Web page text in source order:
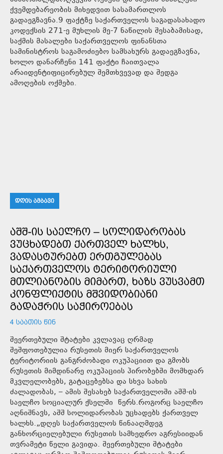
ქვემდებარეობის მიხედვით სასამართლოს
გადაეგზავნა.9 ფაქტზე საქართველოს საგადასახადო
კოდექსის 271-ე მუხლის მე-7 ნაწილის შესაბამისად,
საქმის მასალები საქართველოს ფინანსთა
სამინისტროს საგამოძიებო სამსახურს გადაეგზავნა,
ხოლო დანარჩენი 141 ფაქტი ჩაითვალა
არაიდენტიფიცირებულ შემთხვევად და შედგა
ამოღების ოქმები.
ᲓᲦᲘᲡ ᲐᲛᲑᲐᲕᲘ
ᲐᲨᲨ-ᲘᲡ ᲡᲐᲔᲚᲩᲝ – ᲡᲝᲚᲘᲓᲐᲠᲝᲑᲐᲡ
ᲕᲣᲪᲮᲐᲓᲔᲑᲗ ᲥᲐᲠᲗᲕᲔᲚ ᲮᲐᲚᲮᲡ,
ᲕᲐᲓᲐᲡᲢᲣᲠᲔᲑᲗ ᲔᲠᲗᲒᲣᲚᲔᲑᲐᲡ
ᲡᲐᲥᲐᲠᲗᲕᲔᲚᲝᲡ ᲢᲔᲠᲘᲢᲝᲠᲘᲣᲚᲘ
ᲛᲗᲚᲘᲐᲜᲝᲑᲘᲡ ᲛᲘᲛᲐᲠᲗ, ᲮᲐᲖᲡ ᲕᲣᲡᲕᲐᲛᲗ
ᲙᲝᲜᲤᲚᲘᲥᲢᲘᲡ ᲛᲨᲕᲘᲓᲝᲑᲘᲐᲜᲘ
ᲒᲐᲓᲐᲭᲠᲘᲡ ᲡᲐᲭᲘᲠᲝᲔᲑᲐᲡ
4 ᲡᲐᲐᲗᲘᲡ ᲬᲘᲜ
შეერთებული შტატები კვლავაც ღრმად
შეშფოთებულია რუსეთის მიერ საქართველოს
ტერიტორიის განგრძობადი ოკუპაციით და გმობს
რუსეთის მიმდინარე ოკუპაციის პირობებში მომხდარ
მკვლელობებს, გატაცებებსა და სხვა სახის
ძალადობას, – ამის შესახებ საქართველოში აშშ-ის
საელჩო სოციალურ ქსელში წერს.როგორც საელჩო
აღნიშნავს, აშშ სოლიდარობას უცხადებს ქართველ
ხალხს.„დღეს საქართველოს წინააღმდეგ
განხორციელებული რუსეთის სამხედრო აგრესიიდან
თვრამეტი წელი გავიდა. შეერთებული შტატები